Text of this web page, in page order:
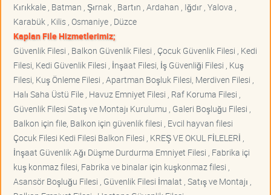
Kırıkkale , Batman , Şırnak , Bartın , Ardahan , Iğdır , Yalova ,
Karabük , Kilis , Osmaniye , Düzce
Kaplan File Hizmetlerimiz;
Güvenlik Filesi , Balkon Güvenlik Filesi , Çocuk Güvenlik Filesi , Kedi
Filesi, Kedi Güvenlik Filesi , İnşaat Filesi, İş Güvenliği Filesi , Kuş
Filesi, Kuş Önleme Filesi , Apartman Boşluk Filesi, Merdiven Filesi ,
Halı Saha Üstü File , Havuz Emniyet Filesi , Raf Koruma Filesi ,
Güvenlik Filesi Satış ve Montajı Kurulumu , Galeri Boşluğu Filesi ,
Balkon için file, Balkon için güvenlik filesi , Evcil hayvan filesi
Çocuk Filesi Kedi Filesi Balkon Filesi , KREŞ VE OKUL FİLELERİ ,
İnşaat Güvenlik Ağı Düşme Durdurma Emniyet Filesi , Fabrika içi
kuş konmaz filesi, Fabrika ve binalar için kuşkonmaz filesi ,
Asansör Boşluğu Filesi , Güvenlik Filesi İmalat , Satış ve Montajı ,